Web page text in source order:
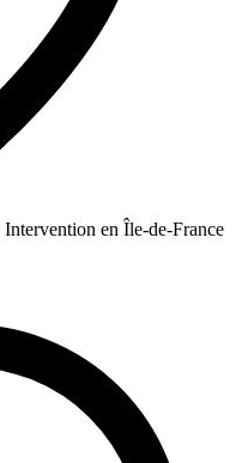
Intervention en Île-de-France